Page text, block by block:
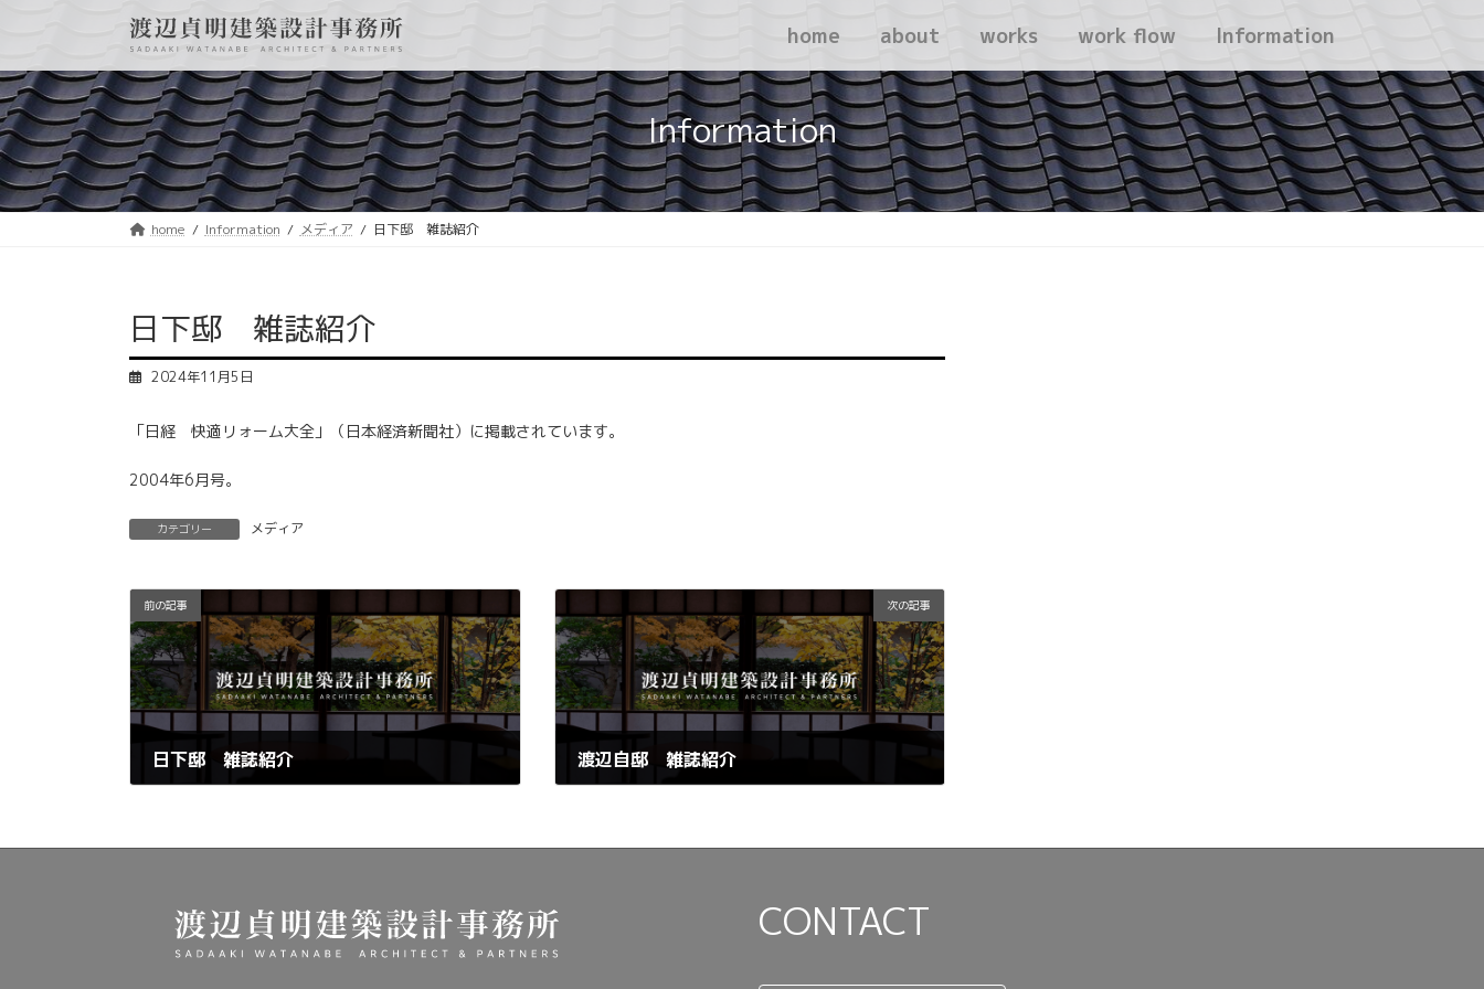
ン
ツ
へ
ス
キ
ッ
プ
ー
シ
ョ
ン
に
移
動
home about works work flow Information
Information
home Information メディア 日下邸 雑誌紹介
日下邸 雑誌紹介
2024年11月5日
「日経 快適リォーム大全」（日本経済新聞社）に掲載されています。
2004年6月号。
カテゴリー メディア
前の記事
日下邸 雑誌紹介
次の記事
渡辺自邸 雑誌紹介
CONTACT